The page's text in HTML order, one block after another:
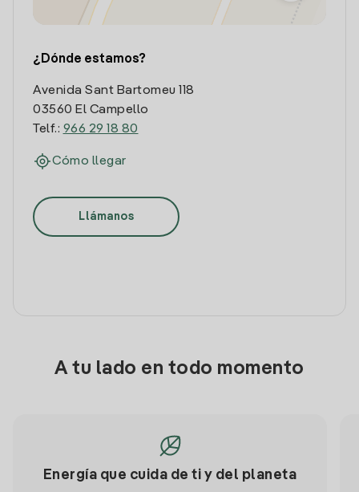
¿Dónde estamos?
Avenida Sant Bartomeu 118
03560 El Campello
Telf.: 966 29 18 80
Cómo llegar
Llámanos
A tu lado en todo momento
Energía que cuida de ti y del planeta